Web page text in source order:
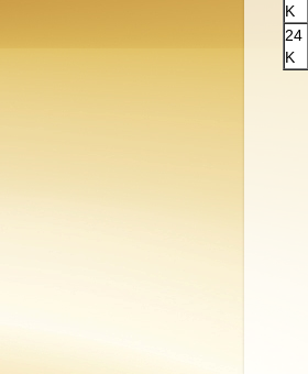
K
24
K